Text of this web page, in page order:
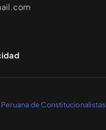
de Constitucionalistas